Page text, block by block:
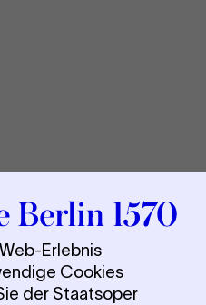
Erlebnis
Cookies
der Staatsoper